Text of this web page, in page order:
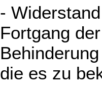
-
Fortgang
die es zu